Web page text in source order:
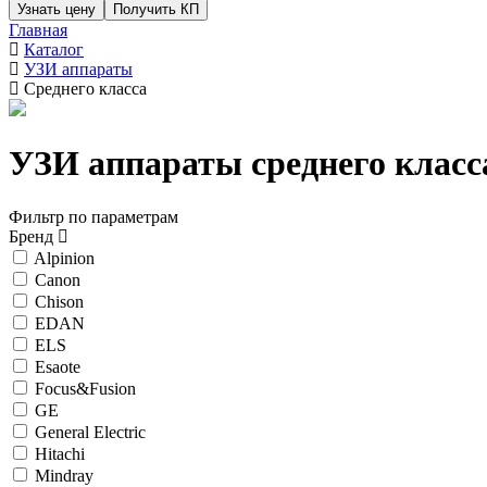
Узнать цену Получить КП
Главная
Каталог
УЗИ аппараты
Среднего класса
УЗИ аппараты среднего
Фильтр по параметрам
Бренд
Alpinion
Canon
Chison
EDAN
ELS
Esaote
Focus&Fusion
GE
General Electric
Hitachi
Mindray